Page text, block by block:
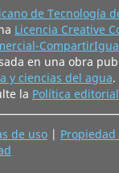
de Tecnología
Licencia Creative
en una obra
y ciencias del agua.
la Política editorial
de uso|